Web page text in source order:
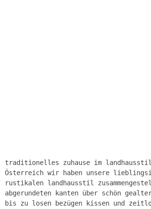
traditionelles zuhause im
Österreich wir haben unsere
rustikalen landhausstil
abgerundeten kanten über schön
bis zu losen bezügen kissen und